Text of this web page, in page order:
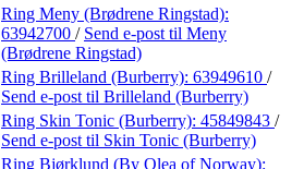
Ring Meny (Brødrene Ringstad):
63942700 / Send e-post til Meny
(Brødrene Ringstad)
Ring Brilleland (Burberry): 63949610 /
Send e-post til Brilleland (Burberry)
Ring Skin Tonic (Burberry): 45849843 /
Send e-post til Skin Tonic (Burberry)
Ring Bjørklund (By Olea of Norway):